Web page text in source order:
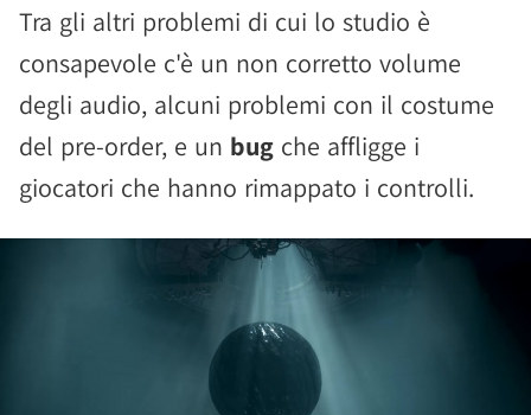
Tra gli altri problemi di cui lo studio è
consapevole c'è un non corretto volume
degli audio, alcuni problemi con il costume
del pre-order, e un bug che affligge i
giocatori che hanno rimappato i controlli.